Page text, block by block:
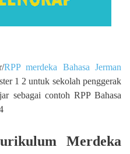
RPP merdeka Bahasa Jerman
1 2 untuk sekolah penggerak
sebagai contoh RPP Bahasa
Merdeka